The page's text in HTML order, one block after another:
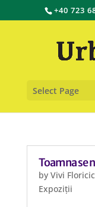
+40 723
Select Page
Toamna se
by Vivi
Expoziții